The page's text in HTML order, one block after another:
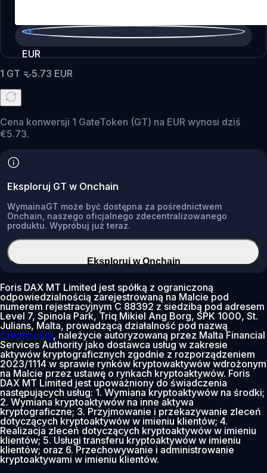
EUR
1 GT =5.73 EUR
Cena konwersji 1 GateToken (GT) na EUR wynosi dziś
€5.73.
Eksploruj GT w Onchain
WymainaGT może być dostępna za pośrednictwem
Onchain, naszego oficjalnego zdecentralizowanego
produktu. Wypróbuj już teraz.
Eksploruj w Onchain
Foris DAX MT Limited jest spółką z ograniczoną
odpowiedzialnością zarejestrowaną na Malcie pod
numerem rejestracyjnym C 88392 z siedzibą pod adresem
Level 7, Spinola Park, Triq Mikiel Ang Borg, SPK 1000, St.
Julians, Malta, prowadzącą działalność pod nazwą
Crypto.com, należycie autoryzowaną przez Malta Financial
Services Authority jako dostawca usług w zakresie
aktywów kryptograficznych zgodnie z rozporządzeniem
2023/1114 w sprawie rynków kryptowaktywów wdrożonym
na Malcie przez ustawę o rynkach kryptoaktywów. Foris
DAX MT Limited jest upoważniony do świadczenia
następujących usług: 1. Wymiana kryptoaktywów na środki;
2. Wymiana kryptoaktywów na inne aktywa
kryptograficzne; 3. Przyjmowanie i przekazywanie zleceń
dotyczących kryptoaktywów w imieniu klientów; 4.
Realizacja zleceń dotyczących kryptoaktywów w imieniu
klientów; 5. Usługi transferu kryptoaktywów w imieniu
klientów; oraz 6. Przechowywanie i administrowanie
kryptoaktywami w imieniu klientów.